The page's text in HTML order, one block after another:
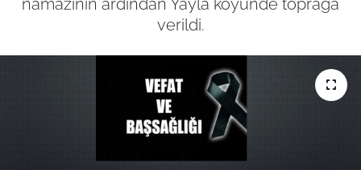
verildi.
EKONOMİ
SAĞLIK
EĞİTİM